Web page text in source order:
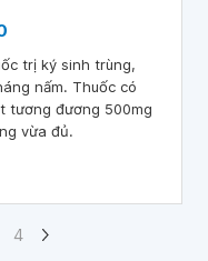
trị ký sinh trùng,
nấm. Thuốc có
tương đương 500mg
vừa đủ.
4